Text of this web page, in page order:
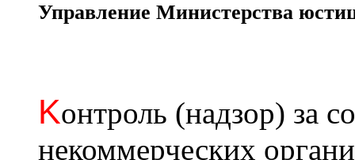
Управление Министерства
Kонтроль (надзор) за
некоммерческих